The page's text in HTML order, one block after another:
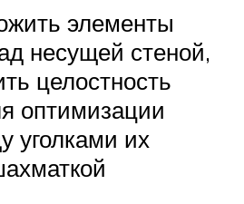
элементы
несущей стеной,
целостность
оптимизации
уголками их